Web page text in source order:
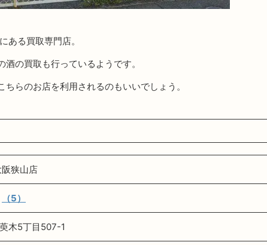
ある買取専門店。
の買取も行っているようです。
らのお店を利用されるのもいいでしょう。
狭山店
（5）
木5丁目507-1